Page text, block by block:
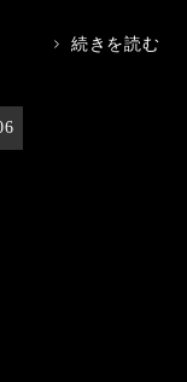
>
続きを読む